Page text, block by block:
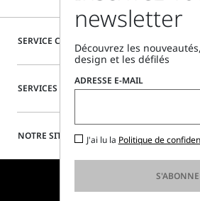
SERVICE CLIENTÈLE
SERVICES SPÉCIAUX
NOTRE SITE
newsletter
Découvrez les
design et les défilés
ADRESSE E-MAIL
J'ai lu la Politique de